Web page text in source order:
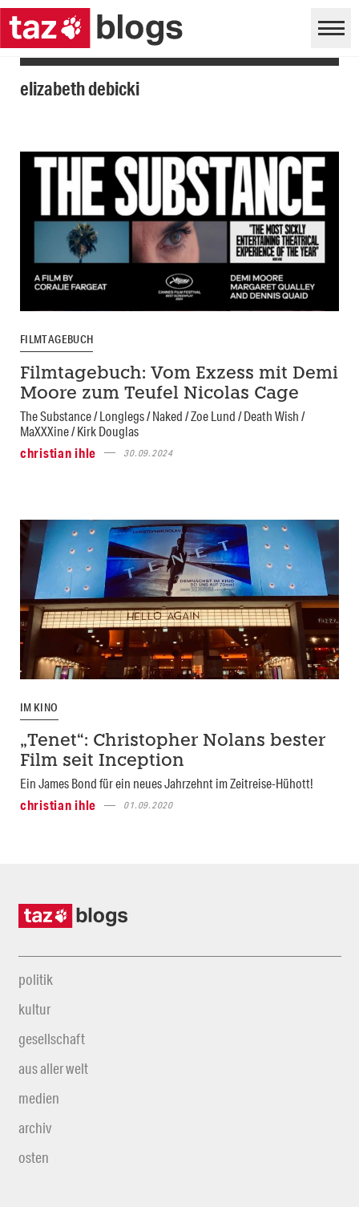
elizabeth debicki
FILMTAGEBUCH
Filmtagebuch: Vom Exzess mit Demi
Moore zum Teufel Nicolas Cage
The Substance / Longlegs / Naked / Zoe Lund / Death Wish /
MaXXXine / Kirk Douglas
christian ihle
30.09.2024
IM KINO
„Tenet“: Christopher Nolans bester
Film seit Inception
Ein James Bond für ein neues Jahrzehnt im Zeitreise-Hühott!
christian ihle
01.09.2020
politik
kultur
gesellschaft
aus aller welt
medien
archiv
osten